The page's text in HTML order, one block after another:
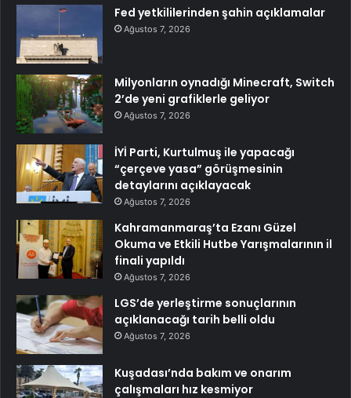
Fed yetkililerinden şahin açıklamalar
Ağustos 7, 2026
Milyonların oynadığı Minecraft, Switch
2’de yeni grafiklerle geliyor
Ağustos 7, 2026
İYİ Parti, Kurtulmuş ile yapacağı
“çerçeve yasa” görüşmesinin
detaylarını açıklayacak
Ağustos 7, 2026
Kahramanmaraş’ta Ezanı Güzel
Okuma ve Etkili Hutbe Yarışmalarının il
finali yapıldı
Ağustos 7, 2026
LGS’de yerleştirme sonuçlarının
açıklanacağı tarih belli oldu
Ağustos 7, 2026
Kuşadası’nda bakım ve onarım
çalışmaları hız kesmiyor